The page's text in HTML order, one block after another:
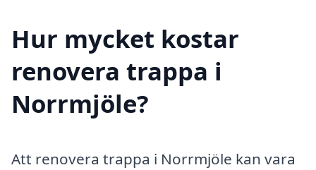
Hur mycket kostar
renovera trappa i
Norrmjöle?
Att renovera trappa i Norrmjöle kan vara